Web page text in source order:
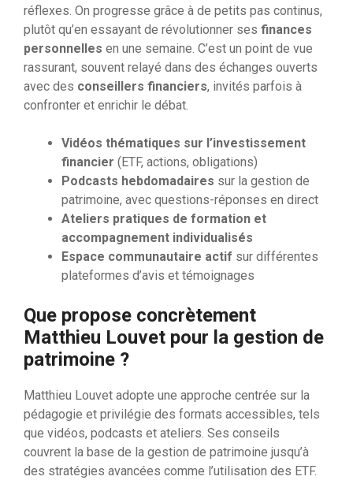
réflexes. On progresse grâce à de petits pas continus,
plutôt qu’en essayant de révolutionner ses finances
personnelles en une semaine. C’est un point de vue
rassurant, souvent relayé dans des échanges ouverts
avec des conseillers financiers, invités parfois à
confronter et enrichir le débat.
Vidéos thématiques sur l’investissement
financier (ETF, actions, obligations)
Podcasts hebdomadaires sur la gestion de
patrimoine, avec questions-réponses en direct
Ateliers pratiques de formation et
accompagnement individualisés
Espace communautaire actif sur différentes
plateformes d’avis et témoignages
Que propose concrètement
Matthieu Louvet pour la gestion de
patrimoine ?
Matthieu Louvet adopte une approche centrée sur la
pédagogie et privilégie des formats accessibles, tels
que vidéos, podcasts et ateliers. Ses conseils
couvrent la base de la gestion de patrimoine jusqu’à
des stratégies avancées comme l’utilisation des ETF.